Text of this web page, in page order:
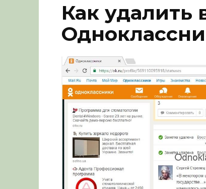
Как удалить